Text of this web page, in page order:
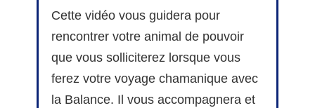
Cette vidéo vous guidera pour
rencontrer votre animal de pouvoir
que vous solliciterez lorsque vous
ferez votre voyage chamanique avec
la Balance. Il vous accompagnera et